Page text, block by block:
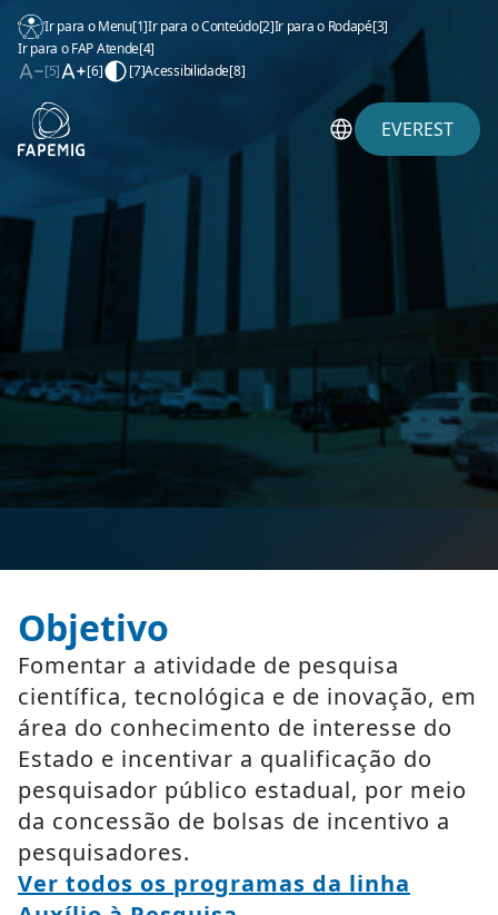
Ir para o Menu[1]Ir para o Conteúdo[2]Ir para o Rodapé[3]
Ir para o FAP Atende[4]
[5]
[6] [7]Acessibilidade[8]
EVEREST
Objetivo
Fomentar a atividade de pesquisa
científica, tecnológica e de inovação, em
área do conhecimento de interesse do
Estado e incentivar a qualificação do
pesquisador público estadual, por meio
da concessão de bolsas de incentivo a
pesquisadores.
Ver todos os programas da linha